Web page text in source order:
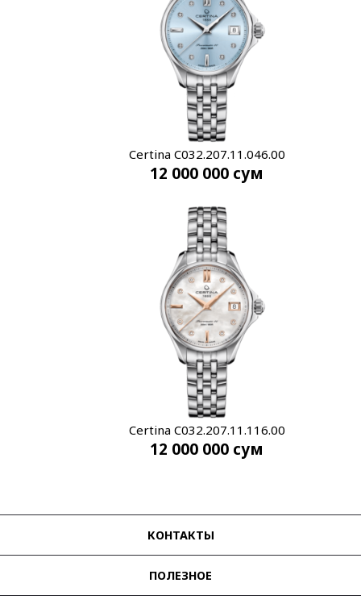
Certina C032.207.11.046.00
12 000 000 сум
Certina C032.207.11.116.00
12 000 000 сум
КОНТАКТЫ
ПОЛЕЗНОЕ